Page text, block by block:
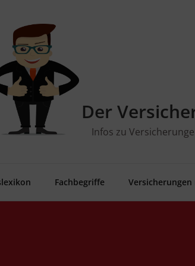
Der
Infos zu
Fach­be­grif­fe Ver­si­che­run­gen